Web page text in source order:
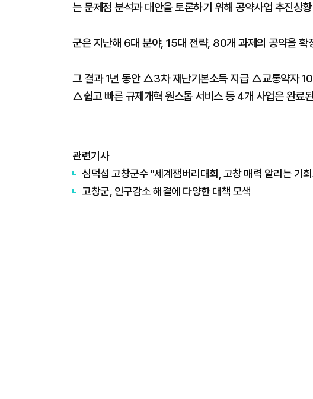
는 문제점 분석과 대안을 토론하기 위해 공약사업 추진상
군은 지난해 6대 분야, 15대 전략, 80개 과제의 공약을 확
그 결과 1년 동안 △3차 재난기본소득 지급 △교통약자
△쉽고 빠른 규제개혁 원스톱 서비스 등 4개 사업은 완료
관련기사
심덕섭 고창군수 "세계잼버리대회, 고창 매력 알리는 기
고창군, 인구감소 해결에 다양한 대책 모색